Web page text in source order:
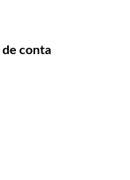
de conta